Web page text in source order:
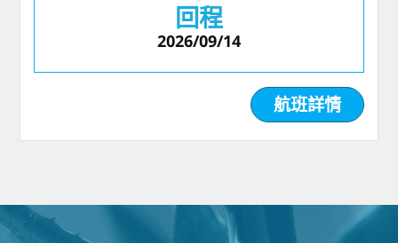
回程
2026/09/14
航班詳情